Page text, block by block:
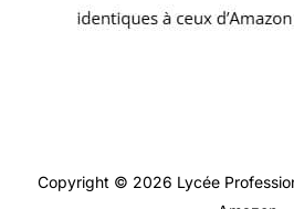
Copyright © 2026 Lycée